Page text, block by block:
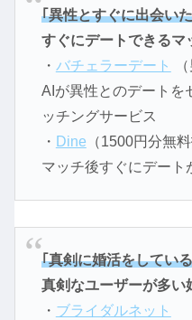
｢異性とすぐに出会い
すぐにデートできるマ
・ バチェラーデート
AIが異性とのデートを
ッチングサービス
・ Dine （1500円分無
マッチ後すぐにデート
｢真剣に婚活をしてい
真剣なユーザーが多い
・ ブライダルネット